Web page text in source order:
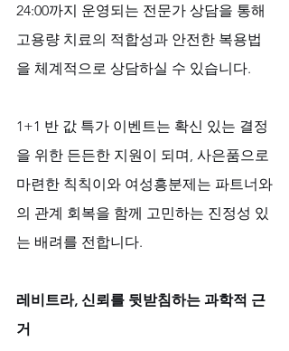
24:00까지 운영되는 전문가 상담을 통해
고용량 치료의 적합성과 안전한 복용법
을 체계적으로 상담하실 수 있습니다.
1+1 반 값 특가 이벤트는 확신 있는 결정
을 위한 든든한 지원이 되며, 사은품으로
마련한 칙칙이와 여성흥분제는 파트너와
의 관계 회복을 함께 고민하는 진정성 있
는 배려를 전합니다.
레비트라, 신뢰를 뒷받침하는 과학적 근
거